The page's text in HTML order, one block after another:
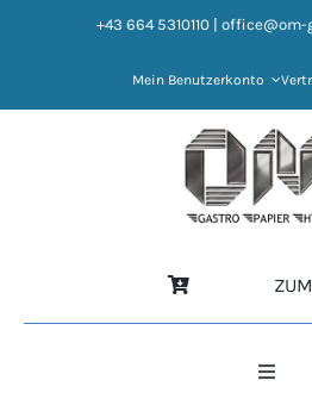
+43 664 5310110 office@om-
Mein Benutzerkonto
Toggle